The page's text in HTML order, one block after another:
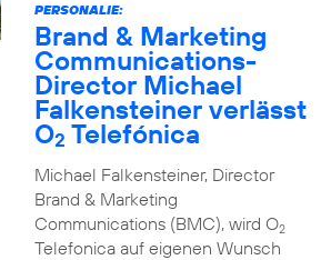
PERSONALIE:
Brand & Marketing
Communications-
Director Michael
Falkensteiner verlässt
O2 Telefónica
Michael Falkensteiner, Director
Brand & Marketing
Communications (BMC), wird O2
Telefonica auf eigenen Wunsch